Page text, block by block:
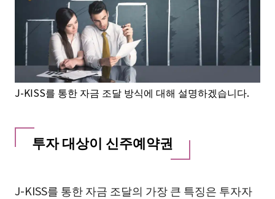
J-KISS를 통한 자금 조달 방식에 대해 설명하겠습니다.
투자 대상이 신주예약권
J-KISS를 통한 자금 조달의 가장 큰 특징은 투자자